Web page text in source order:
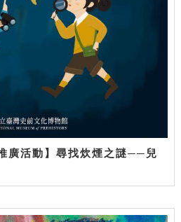
廣活動】尋找炊煙之謎──兒